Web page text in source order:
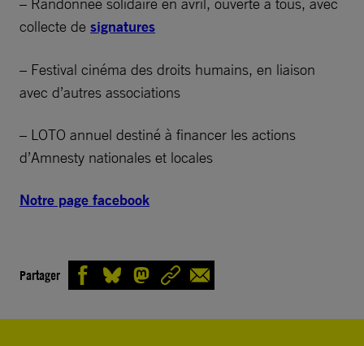
collecte de signatures
– Festival cinéma des droits humains, en liaison
avec d’autres associations
– LOTO annuel destiné à financer les actions
d’Amnesty nationales et locales
Notre page facebook
Partager